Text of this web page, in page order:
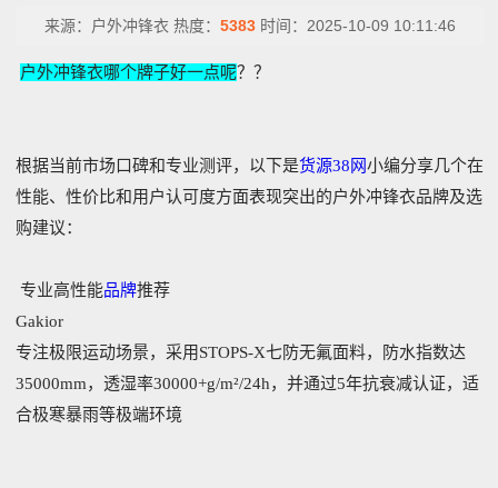
来源： 户外冲锋衣热度：5383 时间： 2025-10-09 10:11:46
户外冲锋衣哪个牌子好一点呢？？
根据当前市场口碑和专业测评，以下是货源38网小编分享几个在
性能、性价比和用户认可度方面表现突出的户外冲锋衣品牌及选
购建议：
专业高性能品牌推荐
‌Gakior‌
专注极限运动场景，采用STOPS-X七防无氟面料，防水指数达
35000mm，透湿率30000+g/m²/24h，并通过5年抗衰减认证，适
合极寒暴雨等极端环境‌